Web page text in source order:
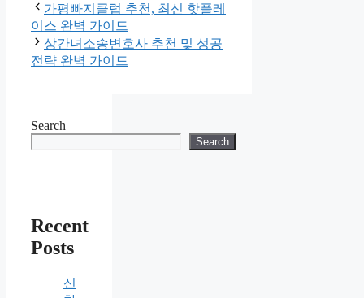
가평빠지클럽 추천, 최신 핫플레
이스 완벽 가이드
상간녀소송변호사 추천 및 성공
전략 완벽 가이드
Search
Search
Recent
Posts
신